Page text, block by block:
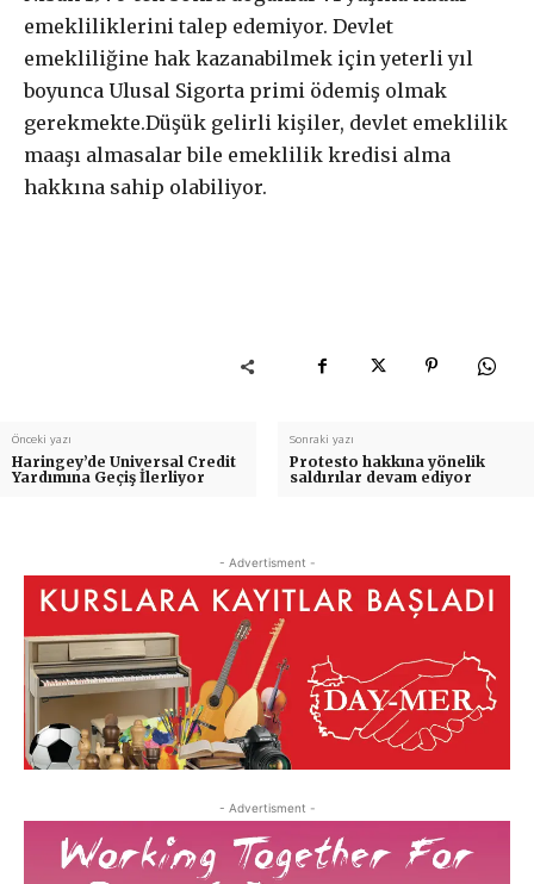
emekliliklerini talep edemiyor. Devlet
emekliliğine hak kazanabilmek için yeterli yıl
boyunca Ulusal Sigorta primi ödemiş olmak
gerekmekte.Düşük gelirli kişiler, devlet emeklilik
maaşı almasalar bile emeklilik kredisi alma
hakkına sahip olabiliyor.
Önceki yazı
Haringey’de Universal Credit
Yardımına Geçiş İlerliyor
Sonraki yazı
Protesto hakkına yönelik
saldırılar devam ediyor
- Advertisment -
- Advertisment -